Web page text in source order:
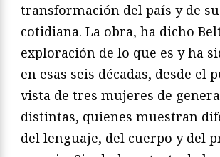
transformación del país y de
cotidiana. La obra, ha dicho
exploración de lo que es y ha
en esas seis décadas, desde el
vista de tres mujeres de
distintas, quienes muestran
del lenguaje, del cuerpo y del